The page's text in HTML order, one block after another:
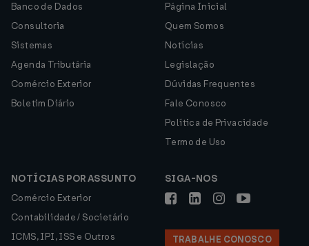
Banco de Dados
Consultoria
Sistemas
Agenda Tributária
Comércio Exterior
Boletim Diário
Página Inicial
Quem Somos
Notícias
Legislação
Dúvidas Frequentes
Fale Conosco
Política de Privacidade
Termo de Uso
NOTÍCIAS POR ASSUNTO
Comércio Exterior
Contabilidade / Societário
ICMS, IPI, ISS e Outros
SIGA-NOS
TRABALHE CONOSCO